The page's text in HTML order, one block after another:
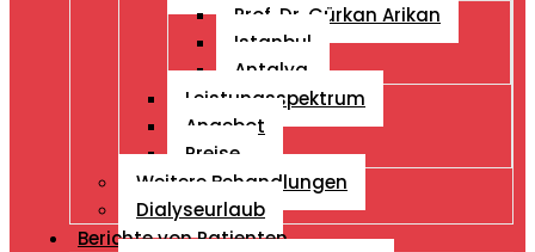
Prof. Dr. Gürkan Arikan
Istanbul
Antalya
Leistungsspektrum
Angebot
Preise
Weitere Behandlungen
Dialyseurlaub
Berichte von Patienten